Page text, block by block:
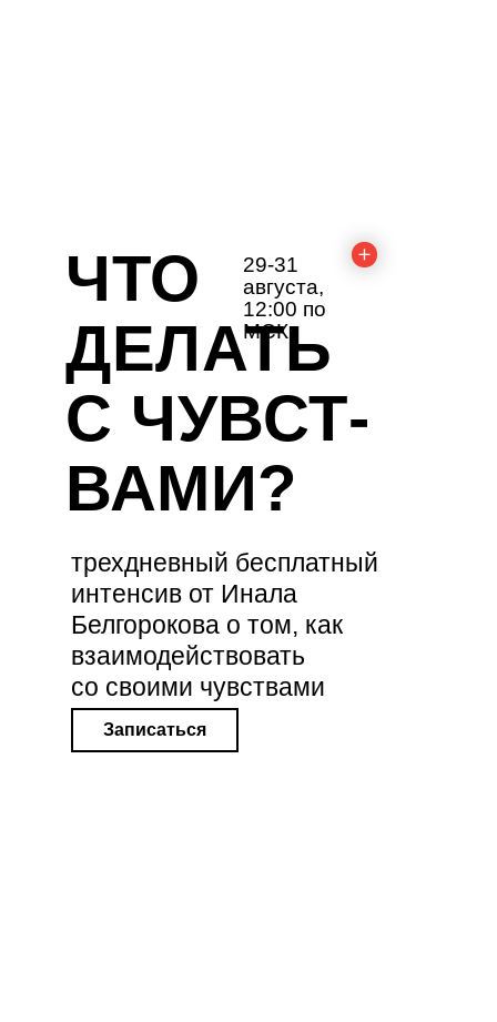
трехдневный бесплатный
интенсив от Инала
Белгорокова о том, как
взаимодействовать
со своими чувствами
Записаться
ЧТО
ДЕЛАТЬ
С ЧУВСТ-
ВАМИ?
29-31
августа,
12:00 по
МСК